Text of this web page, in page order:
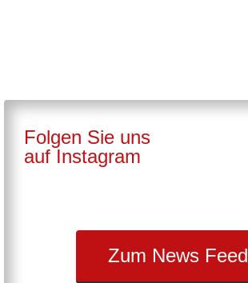
Folgen Sie uns
auf Instagram
Zum News Feed